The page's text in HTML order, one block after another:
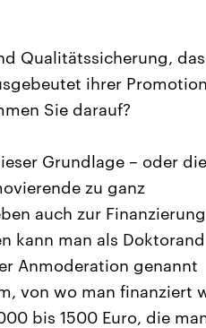
Qualitätssicherung, das
ihrer Promotion
Sie darauf?
Grundlage – oder
zu ganz
auch zur Finanzierung
kann man als Doktorand
Anmoderation genannt
von wo man finanziert
bis 1500 Euro, die